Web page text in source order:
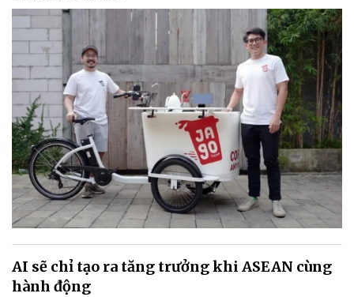
AI sẽ chỉ tạo ra tăng trưởng khi ASEAN cùng
hành động